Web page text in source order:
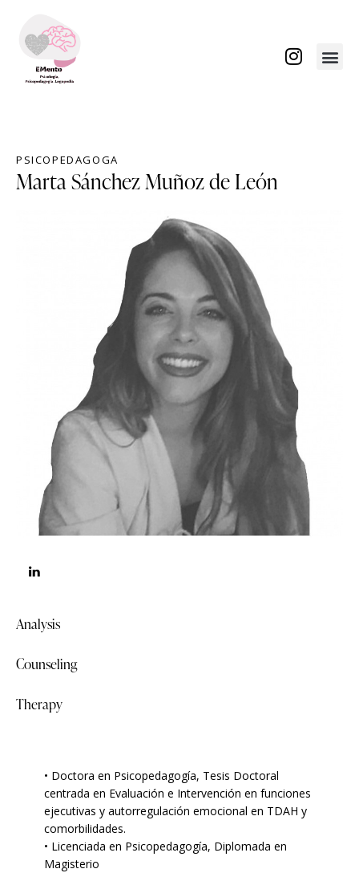
PSICOPEDAGOGA
Marta Sánchez Muñoz de León
Analysis
Counseling
Therapy
• Doctora en Psicopedagogía, Tesis Doctoral
centrada en Evaluación e Intervención en funciones
ejecutivas y autorregulación emocional en TDAH y
comorbilidades.
• Licenciada en Psicopedagogía, Diplomada en
Magisterio